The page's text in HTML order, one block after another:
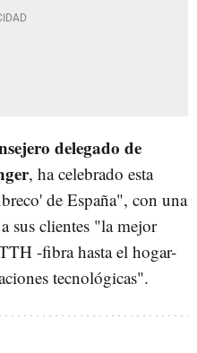
delegado de
, ha celebrado esta
de España", con una
sus clientes "la mejor
-fibra hasta el hogar-
tecnológicas".